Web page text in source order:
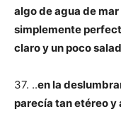
algo de agua de
simplemente
claro y un poco
37. ..en la
parecía tan etéreo y